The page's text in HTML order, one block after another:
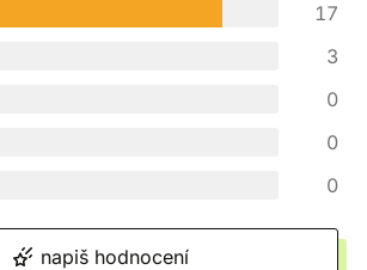
17
3
0
0
0
napiš hodnocení